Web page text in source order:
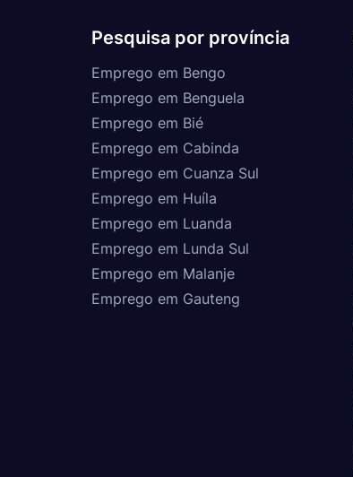
Pesquisa por província
Emprego em Bengo
Emprego em Benguela
Emprego em Bié
Emprego em Cabinda
Emprego em Cuanza Sul
Emprego em Huíla
Emprego em Luanda
Emprego em Lunda Sul
Emprego em Malanje
Emprego em Gauteng